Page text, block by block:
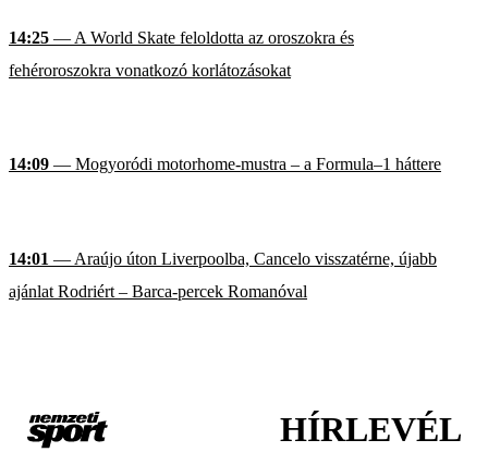
14:25 — A World Skate feloldotta az oroszokra és
fehéroroszokra vonatkozó korlátozásokat
14:09 — Mogyoródi motorhome-mustra – a Formula–1 háttere
14:01 — Araújo úton Liverpoolba, Cancelo visszatérne, újabb
ajánlat Rodriért – Barca-percek Romanóval
HÍRLEVÉL